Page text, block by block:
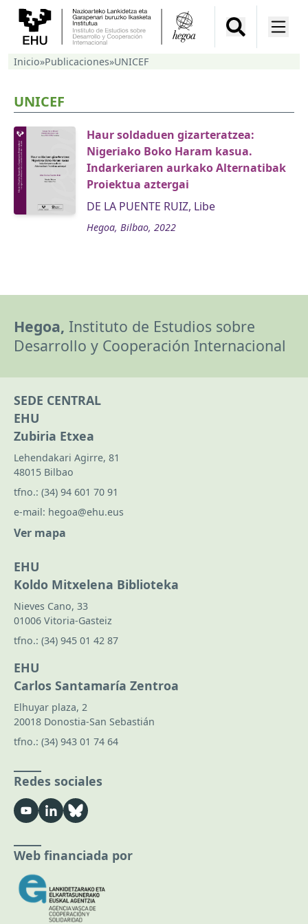
Inicio»Publicaciones»UNICEF
UNICEF
Haur soldaduen gizarteratzea:
Nigeriako Boko Haram kasua.
Indarkeriaren aurkako Alternatibak
Proiektua aztergai
DE LA PUENTE RUIZ, Libe
Hegoa, Bilbao, 2022
Hegoa, Instituto de Estudios sobre
Desarrollo y Cooperación Internacional
SEDE CENTRAL
EHU
Zubiria Etxea
Lehendakari Agirre, 81
48015 Bilbao
tfno.: (34) 94 601 70 91
e-mail: hegoa@ehu.eus
Ver mapa
EHU
Koldo Mitxelena Biblioteka
Nieves Cano, 33
01006 Vitoria-Gasteiz
tfno.: (34) 945 01 42 87
EHU
Carlos Santamaría Zentroa
Elhuyar plaza, 2
20018 Donostia-San Sebastián
tfno.: (34) 943 01 74 64
Redes sociales
Web financiada por